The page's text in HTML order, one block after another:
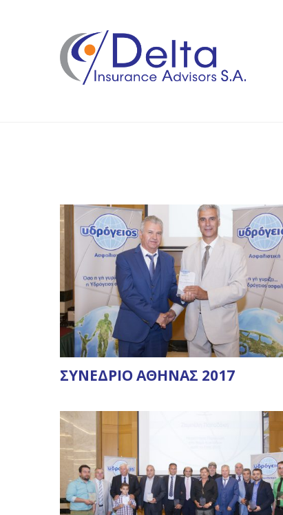
ΣΥΝΕΔΡΙΟ ΑΘΗΝΑΣ 2017